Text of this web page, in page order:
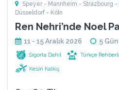
Speyer - Mannheim - Strazbourg
Düsseldorf - Köln
Ren Nehri’nde Noel
11 - 15 Aralık 2026 5 Gün
Sigorta Dahil Türkçe Rehberli
Kesin Kalkış